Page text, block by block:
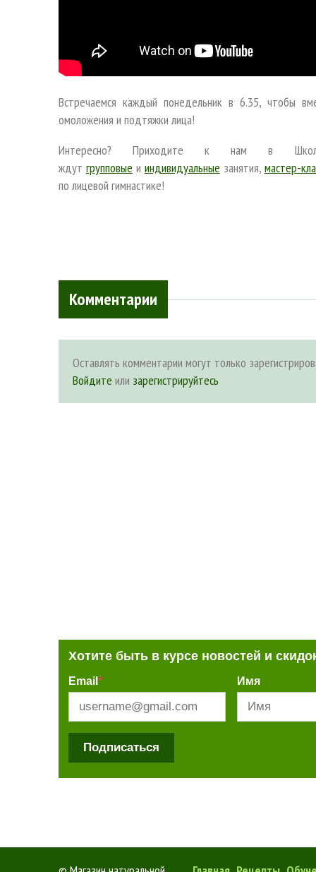
Встречаемся каждый понедельник в 6.35, чтобы
омоложения и подтяжки лица!
Интересно? Приходите к нам в
ждут групповые и индивидуальные занятия, мастер-
по лицевой гимнастике!
Комментарии
Оставлять комментарии могут только
Войдите или зарегистрируйтесь
Хотите быть в курсе новостей и
Email * Имя
Подписаться